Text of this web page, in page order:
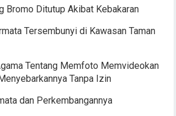
Bromo Ditutup Akibat Kebakaran
Tersembunyi di Kawasan Taman
Tentang Memfoto Memvideokan
Tanpa Izin
dan Perkembangannya